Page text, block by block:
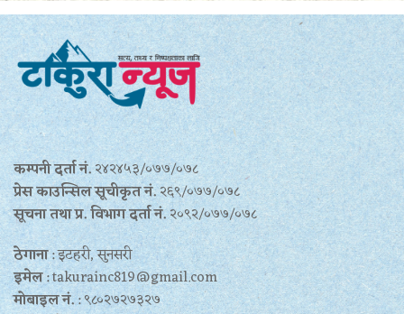
कम्पनी दर्ता नं.२४२४५३/०७७/०७८
प्रेस काउन्सिल सूचीकृत नं.२६९/०७७/०७८
सूचना तथा प्र‍. विभाग दर्ता नं.२०९२/०७७/०७८
ठेगाना: इटहरी, सुनसरी
इमेल: takurainc819@gmail.com
मोबाइल नं.: ९८०२७२७३२७